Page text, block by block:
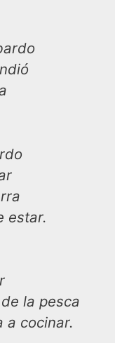
estar.
la pesca
a cocinar.